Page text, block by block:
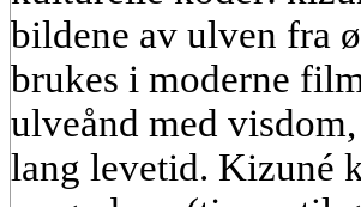
bildene av ulven fra
brukes i moderne
ulveånd med
lang levetid. Kizuné